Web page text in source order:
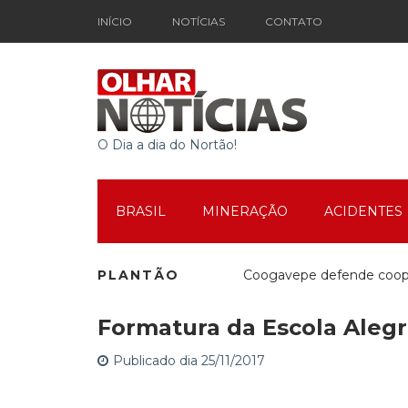
INÍCIO NOTÍCIAS CONTATO
O Dia a dia do Nortão!
BRASIL MINERAÇÃO ACIDENTES
PLANTÃO Coogavepe defende
Mutirão Social em
Formatura da Escola
Publicado dia 25/11/2017